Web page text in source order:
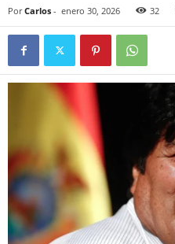
Por Carlos - enero 30, 2026 32